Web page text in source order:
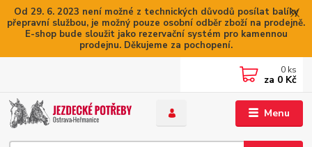
Od 29. 6. 2023 není možné z technických důvodů posílat balíky
přepravní službou, je možný pouze osobní odběr zboží na prodejně.
E-shop bude sloužit jako rezervační systém pro kamennou
prodejnu. Děkujeme za pochopení.
Menu
0 ks
za 0 Kč